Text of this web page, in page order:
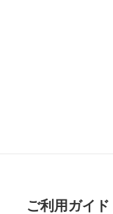
ご利用ガイド